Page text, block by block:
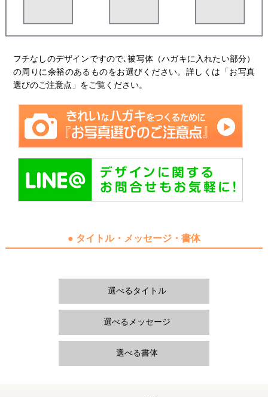
フチなしのデザインですので､被写体（ハガキに入れたい部分）
の周りに余裕のあるものをお選びください。詳しくは
「お写真
選びのご注意点」 をご覧ください。
● タイトル・メッセージ・書体
選べるタイトル
選べるメッセージ
選べる書体